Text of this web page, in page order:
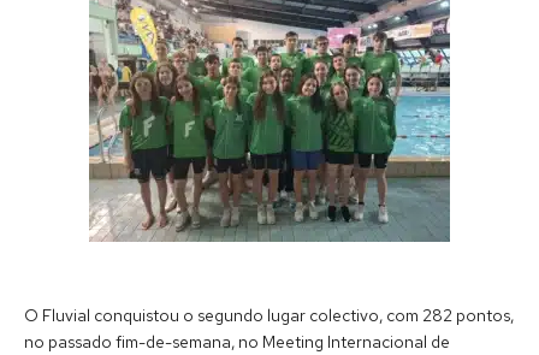
O Fluvial conquistou o segundo lugar colectivo, com 282 pontos,
no passado fim-de-semana, no Meeting Internacional de